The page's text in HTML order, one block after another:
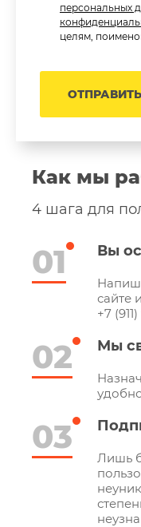
персональных
целям,
ОТПРАВИТЬ
Как мы
4 шага для
01 Вы
сайте
+7
02 Мы
03
Лишь